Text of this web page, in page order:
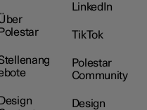
LinkedIn
TikTok
Polestar
Community
Design